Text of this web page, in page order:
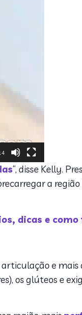
“, disse Kelly.
a
dicas e como
articulação e
os glúteos e